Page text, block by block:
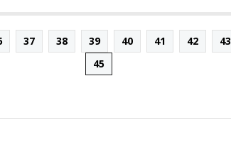
37 38 39 40 41 42 43
45